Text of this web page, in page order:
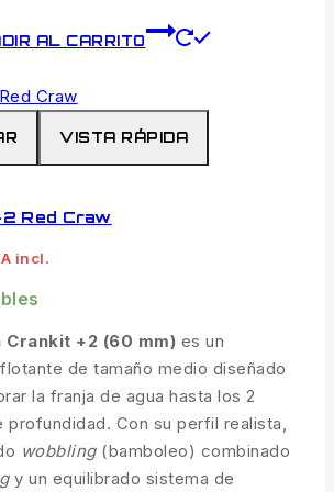
AL CARRITO
VISTA RÁPIDA
Red Craw
incl.
Crankit +2 (60 mm) es un
de tamaño medio diseñado
la franja de agua hasta los 2
profundidad. Con su perfil realista,
wobbling(bamboleo) combinado
y un equilibrado sistema de